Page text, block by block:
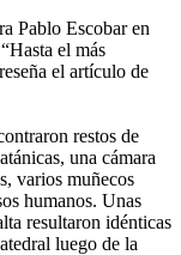
Pablo Escobar en
el más
el artículo de
restos de
una cámara
varios muñecos
humanos. Unas
resultaron idénticas
luego de la